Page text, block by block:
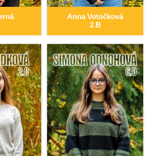
Anna Votočková
2.B